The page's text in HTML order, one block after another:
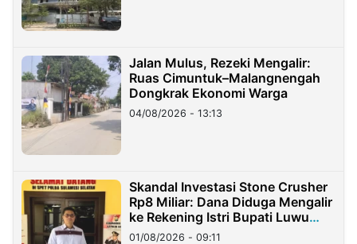
Jalan Mulus, Rezeki Mengalir:
Ruas Cimuntuk–Malangnengah
Dongkrak Ekonomi Warga
04/08/2026 - 13:13
Skandal Investasi Stone Crusher
Rp8 Miliar: Dana Diduga Mengalir
ke Rekening Istri Bupati Luwu
Timur
01/08/2026 - 09:11